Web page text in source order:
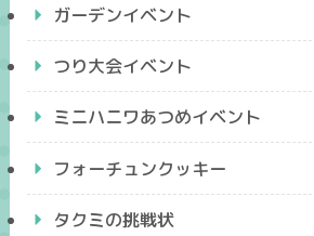
ガーデンイベント
つり大会イベント
ミニハニワあつめイベント
フォーチュンクッキー
タクミの挑戦状